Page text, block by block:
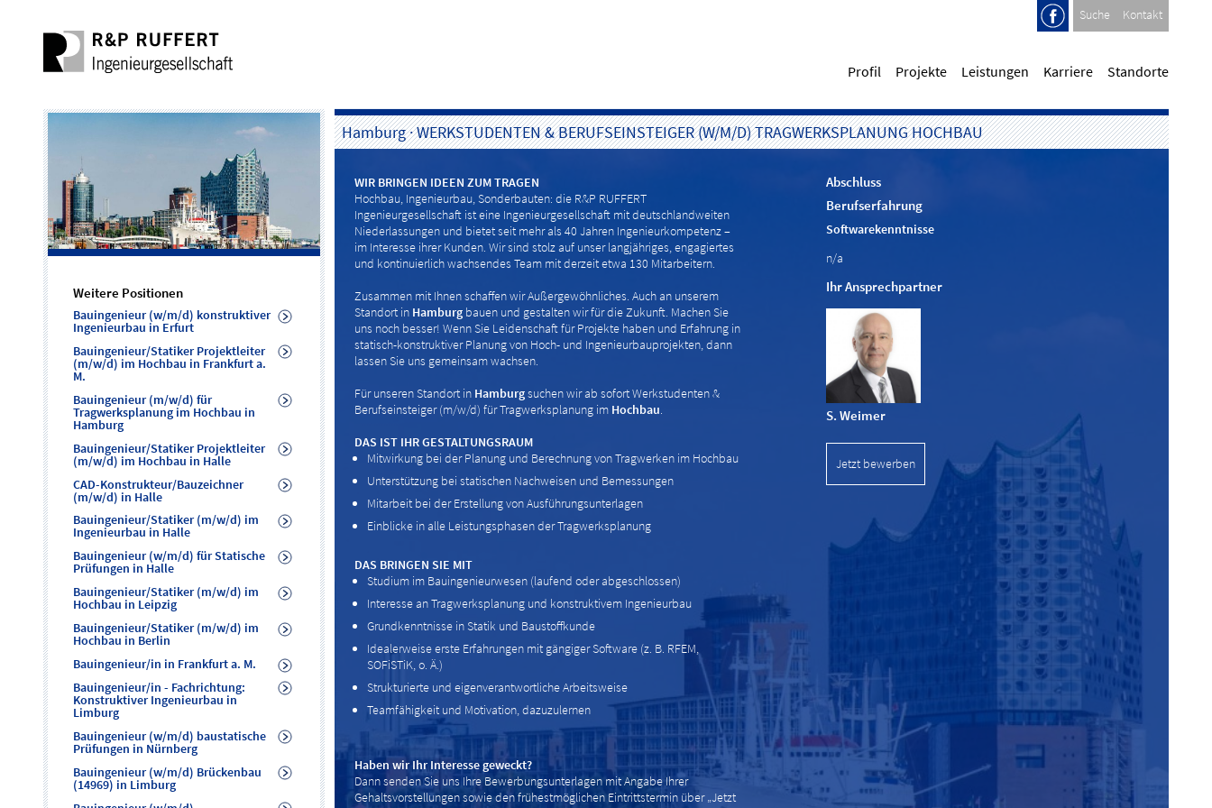
Profil Projekte Leistungen Karriere Standorte
Suche Kontakt
Weitere Positionen
Bauingenieur (w/m/d) konstruktiver
Ingenieurbau in Erfurt
Bauingenieur/Statiker Projektleiter
(m/w/d) im Hochbau in Frankfurt a.
M.
Bauingenieur (m/w/d) für
Tragwerksplanung im Hochbau in
Hamburg
Bauingenieur/Statiker Projektleiter
(m/w/d) im Hochbau in Halle
CAD-Konstrukteur/Bauzeichner
(m/w/d) in Halle
Bauingenieur/Statiker (m/w/d) im
Ingenieurbau in Halle
Bauingenieur (w/m/d) für Statische
Prüfungen in Halle
Bauingenieur/Statiker (m/w/d) im
Hochbau in Leipzig
Bauingenieur/Statiker (m/w/d) im
Hochbau in Berlin
Bauingenieur/in in Frankfurt a. M.
Bauingenieur/in - Fachrichtung:
Konstruktiver Ingenieurbau in
Limburg
Bauingenieur (w/m/d) baustatische
Prüfungen in Nürnberg
Bauingenieur (w/m/d) Brückenbau
(14969) in Limburg
Hamburg·WERKSTUDENTEN & BERUFSEINSTEIGER (W/M/D) TRAGWERKSPLANUNG HOCHBAU
WIR BRINGEN IDEEN ZUM TRAGEN
Hochbau, Ingenieurbau, Sonderbauten: die R&P RUFFERT
Ingenieurgesellschaft ist eine Ingenieurgesellschaft mit deutschlandweiten
Niederlassungen und bietet seit mehr als 40 Jahren Ingenieurkompetenz –
im Interesse ihrer Kunden. Wir sind stolz auf unser langjähriges, engagiertes
und kontinuierlich wachsendes Team mit derzeit etwa 130 Mitarbeitern.
Zusammen mit Ihnen schaffen wir Außergewöhnliches. Auch an unserem
Standort in Hamburgbauen und gestalten wir für die Zukunft. Machen Sie
uns noch besser! Wenn Sie Leidenschaft für Projekte haben und Erfahrung in
statisch-konstruktiver Planung von Hoch- und Ingenieurbauprojekten, dann
lassen Sie uns gemeinsam wachsen.
Für unseren Standort in Hamburgsuchen wir ab sofort Werkstudenten &
Berufseinsteiger (m/w/d) für Tragwerksplanung im Hochbau
DAS IST IHR GESTALTUNGSRAUM
Mitwirkung bei der Planung und Berechnung von Tragwerken im Hochbau
Unterstützung bei statischen Nachweisen und Bemessungen
Mitarbeit bei der Erstellung von Ausführungsunterlagen
Einblicke in alle Leistungsphasen der Tragwerksplanung
DAS BRINGEN SIE MIT
Studium im Bauingenieurwesen (laufend oder abgeschlossen)
Interesse an Tragwerksplanung und konstruktivem Ingenieurbau
Grundkenntnisse in Statik und Baustoffkunde
Idealerweise erste Erfahrungen mit gängiger Software (z. B. RFEM,
SOFiSTiK, o. Ä.)
Strukturierte und eigenverantwortliche Arbeitsweise
Teamfähigkeit und Motivation, dazuzulernen
Haben wir Ihr Interesse geweckt?
Dann senden Sie uns Ihre Bewerbungsunterlagen mit Angabe Ihrer
Gehaltsvorstellungen sowie den frühestmöglichen Eintrittstermin über „Jetzt
Abschluss
Berufserfahrung
Softwarekenntnisse
n/a
Ihr Ansprechpartner
S. Weimer
Jetzt bewerben